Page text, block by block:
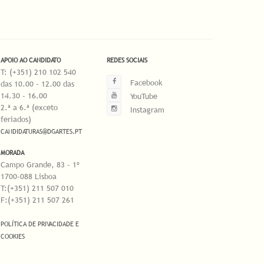
APOIO AO CANDIDATO
T: (+351) 210 102 540
das 10.00 - 12.00 das
14.30 - 16.00
2.ª a 6.ª (exceto
feriados)
CANDIDATURAS@DGARTES.PT
MORADA
Campo Grande, 83 - 1º
1700-088 Lisboa
T:(+351) 211 507 010
F:(+351) 211 507 261
POLÍTICA DE PRIVACIDADE E
COOKIES
REDES SOCIAIS
Facebook
YouTube
Instagram